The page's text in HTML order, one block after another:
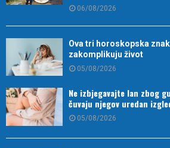
06/08/2026
Ova tri horoskopska
zakomplikuju život
05/08/2026
Ne izbjegavajte lan zbog
čuvaju njegov uredan
05/08/2026